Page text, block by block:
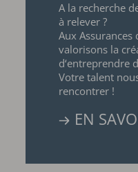
A la recherche
à relever ?
Aux
valorisons la
d‘entreprendre
Votre talent
rencontrer !
EN